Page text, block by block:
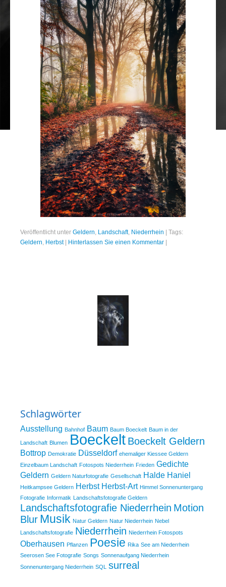
Veröffentlicht unter Geldern Landschaft, Niederrhein | Tags:
Geldern Herbst | Hinterlassen Sie einen Kommentar |
Schlagwörter
Ausstellung Bahnhof Baum Baum Boeckelt Baum in der
Landschaft Blumen Boeckelt Boeckelt Geldern
Bottrop Demokratie Düsseldorf ehemaliger Kiessee Geldern
Einzelbaum Landschaft Fotospots Niederrhein Frieden Gedichte
Geldern Geldern Naturfotografie Gesellschaft Halde Haniel
Heitkampsee Geldern Herbst Herbst-Art Himmel Sonnenuntergang
Fotografie Informatik Landschaftsfotografie Geldern
Landschaftsfotografie Niederrhein Motion
Blur Musik Natur Geldern Natur Niederrhein Nebel
Landschaftsfotografie Niederrhein Niederrhein Fotospots
Oberhausen Pflanzen Poesie Rika See am Niederrhein
Seerosen See Fotografie Songs Sonnenaufgang Niederrhein
Sonnenuntergang Niederrhein SQL surreal